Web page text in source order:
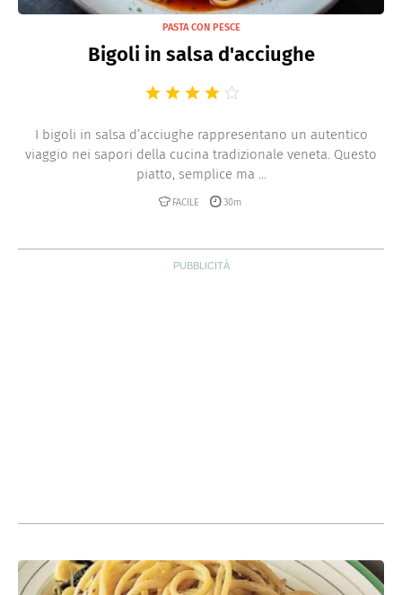
PASTA CON PESCE
Bigoli in salsa d'acciughe
I bigoli in salsa d’acciughe rappresentano un autentico
viaggio nei sapori della cucina tradizionale veneta. Questo
piatto, semplice ma ...
FACILE 30m